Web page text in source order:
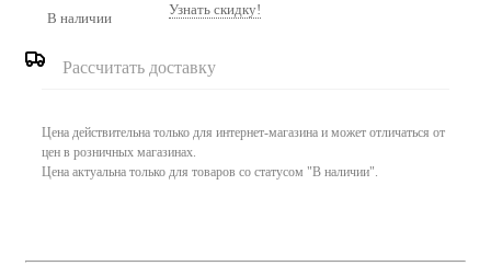
В наличии Узнать скидку!
Рассчитать доставку
Цена действительна только для интернет-магазина и может отличаться от
цен в розничных магазинах.
Цена актуальна только для товаров со статусом "В наличии".